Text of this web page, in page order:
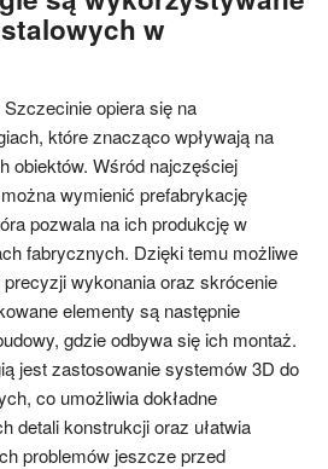
w
opiera się na
które znacząco wpływają na
obiektów. Wśród najczęściej
wymienić prefabrykację
pozwala na ich produkcję w
fabrycznych. Dzięki temu możliwe
wykonania oraz skrócenie
elementy są następnie
gdzie odbywa się ich montaż.
jest zastosowanie systemów 3D do
co umożliwia dokładne
detali konstrukcji oraz ułatwia
problemów jeszcze przed